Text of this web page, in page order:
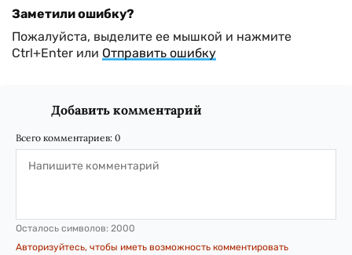
Заметили ошибку?
Пожалуйста, выделите ее мышкой и нажмите
Ctrl+Enter или Отправить ошибку
Добавить комментарий
Всего комментариев: 0
Осталось символов: 2000
Авторизуйтесь, чтобы иметь возможность комментировать